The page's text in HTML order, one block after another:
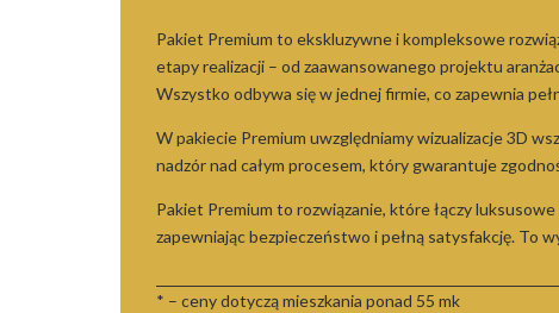
Pakiet Premium to ekskluzywne i kompleksowe
etapy realizacji – od zaawansowanego projektu
Wszystko odbywa się w jednej firmie, co zapewnia
W pakiecie Premium uwzględniamy wizualizacje 3D
nadzór nad całym procesem, który gwarantuje
Pakiet Premium to rozwiązanie, które łączy
zapewniając bezpieczeństwo i pełną satysfakcję. To
* – ceny dotyczą mieszkania ponad 55 mk